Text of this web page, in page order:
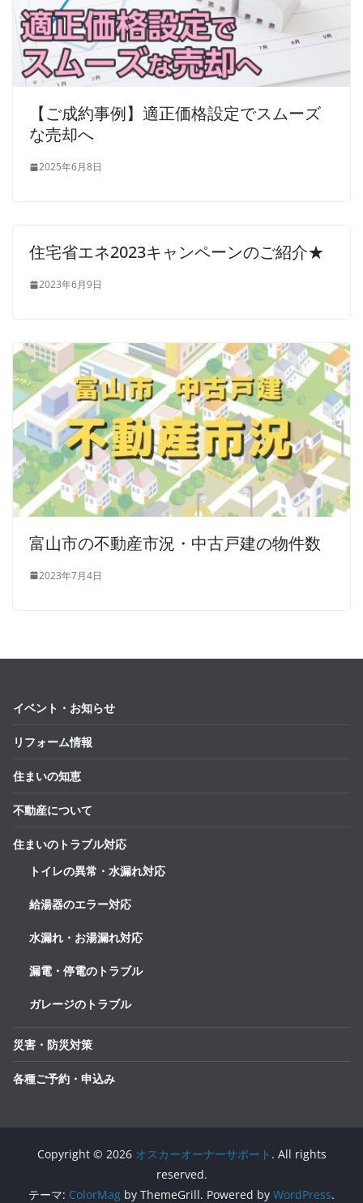
【ご成約事例】適正価格設定でスムーズ
な売却へ
2025年6月8日
住宅省エネ2023キャンペーンのご紹介★
2023年6月9日
富山市の不動産市況・中古戸建の物件数
2023年7月4日
イベント・お知らせ
リフォーム情報
住まいの知恵
不動産について
住まいのトラブル対応
トイレの異常・水漏れ対応
給湯器のエラー対応
水漏れ・お湯漏れ対応
漏電・停電のトラブル
ガレージのトラブル
災害・防災対策
各種ご予約・申込み
Copyright © 2026 オスカーオーナーサポート . All rights
reserved.
テーマ: ColorMag by ThemeGrill. Powered by WordPress.